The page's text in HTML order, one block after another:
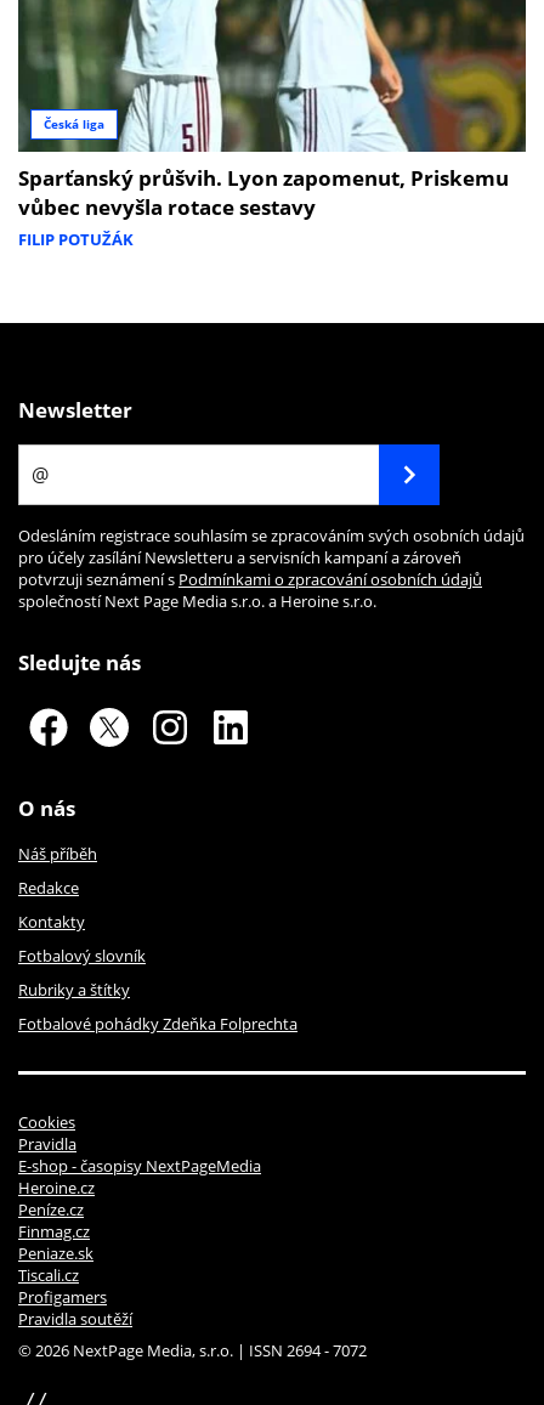
Česká liga
Sparťanský průšvih. Lyon zapomenut, Priskemu
vůbec nevyšla rotace sestavy
FILIP POTUŽÁK
Newsletter
Odesláním registrace souhlasím se zpracováním svých osobních údajů
pro účely zasílání Newsletteru a servisních kampaní a zároveň
potvrzuji seznámení s Podmínkami o zpracování osobních údajů
společností Next Page Media s.r.o. a Heroine s.r.o.
Sledujte nás
O nás
Náš příběh
Redakce
Kontakty
Fotbalový slovník
Rubriky a štítky
Fotbalové pohádky Zdeňka Folprechta
Cookies
Pravidla
E-shop - časopisy NextPageMedia
Heroine.cz
Peníze.cz
Finmag.cz
Peniaze.sk
Tiscali.cz
Profigamers
Pravidla soutěží
© 2026 NextPage Media, s.r.o. | ISSN 2694 - 7072